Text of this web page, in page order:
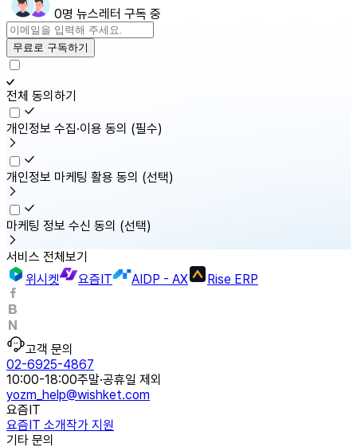
0명 뉴스레터 구독 중
무료로 구독하기
전체 동의하기
개인정보 수집·이용 동의 (필수)
개인정보 마케팅 활용 동의 (선택)
마케팅 정보 수신 동의 (선택)
서비스 전체보기
위시켓
요즘IT AIDP - AX Rise ERP
고객 문의
02-6925-4867
10:00-18:00주말·공휴일 제외
yozm_help@wishket.com
요즘IT
요즘IT 소개작가 지원
기타 문의